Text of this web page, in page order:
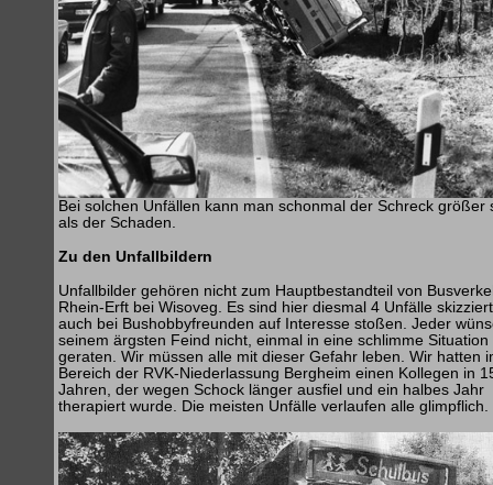
Bei solchen Unfällen kann man schonmal der Schreck größer
als der Schaden.
Zu den Unfallbildern
Unfallbilder gehören nicht zum Hauptbestandteil von
Rhein-Erft bei Wisoveg. Es sind hier diesmal 4 Unfälle
auch bei Bushobbyfreunden auf Interesse stoßen. Jeder
seinem ärgsten Feind nicht, einmal in eine schlimme Situation
geraten. Wir müssen alle mit dieser Gefahr leben. Wir hatten
Bereich der RVK-Niederlassung Bergheim einen Kollegen in
Jahren, der wegen Schock länger ausfiel und ein halbes Jahr
therapiert wurde. Die meisten Unfälle verlaufen alle glimpflich.